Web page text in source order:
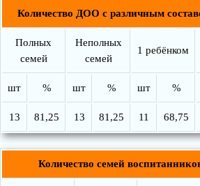
Количество ДОО с различным
Полных
семей
Неполных
семей
1 ребёнком
шт % шт % шт %
13 81,25 13 81,25 11 68,75
Количество семей